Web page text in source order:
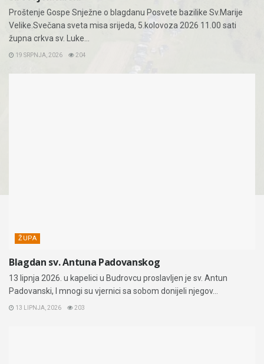
Proštenje Gospe Snježne o blagdanu Posvete bazilike Sv.Marije
Velike.Svečana sveta misa srijeda, 5.kolovoza 2026 11.00 sati
župna crkva sv. Luke...
19 SRPNJA, 2026 204
ŽUPA
Blagdan sv. Antuna Padovanskog
13 lipnja 2026. u kapelici u Budrovcu proslavljen je sv. Antun
Padovanski, I mnogi su vjernici sa sobom donijeli njegov...
13 LIPNJA, 2026 203